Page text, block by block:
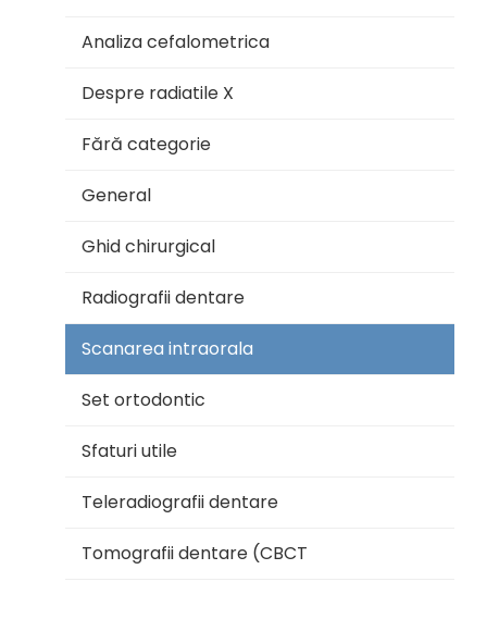
Analiza cefalometrica
Despre radiatile X
Fără categorie
General
Ghid chirurgical
Radiografii dentare
Scanarea intraorala
Set ortodontic
Sfaturi utile
Teleradiografii dentare
Tomografii dentare (CBCT